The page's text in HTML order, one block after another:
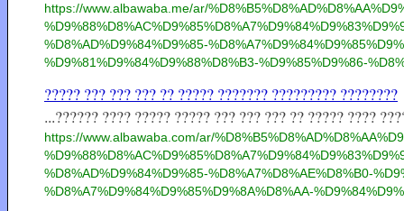
https://www.albawaba.me/ar/
%D8%AD%D9%84%D9%85-
%D9%81%D9%84%D9%88%D8%B3-%D9%85%D9%86-
????? ??? ??? ??? ?? ????? ??????? ????????? ????????
...?????? ???? ????? ????? ??? ??? ??? ?? ????? ????
https://www.albawaba.com/ar/
%D8%AD%D9%84%D9%85-%D8%A7%D8%AE%D8%B0-
%D8%A7%D9%84%D9%85%D9%8A%D8%AA-